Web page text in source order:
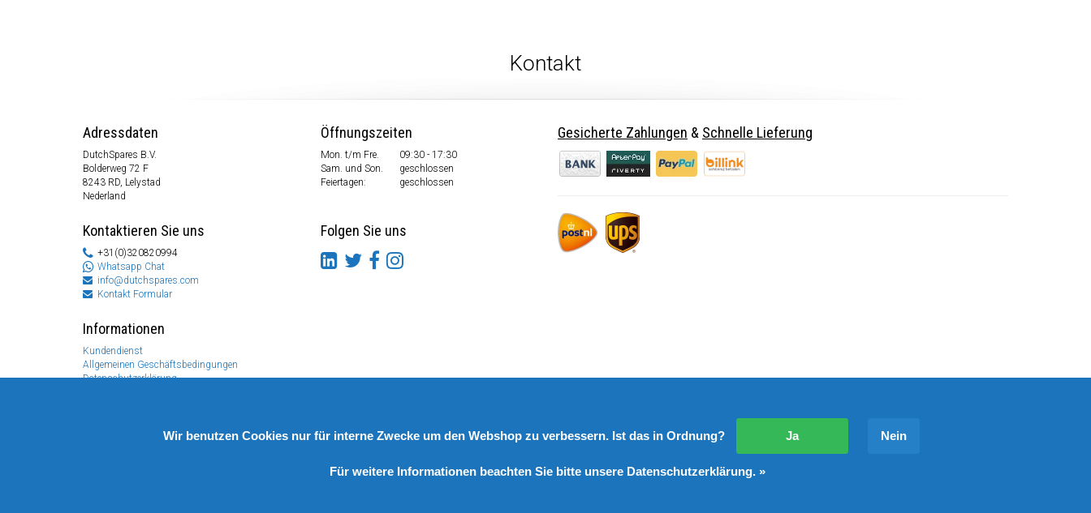
Kontakt
Adressdaten
DutchSpares B.V.
Bolderweg 72 F
8243 RD, Lelystad
Nederland
Kontaktieren Sie uns
+31(0)320820994
Whatsapp Chat
info@dutchspares.com
Kontakt Formular
Informationen
Kundendienst
Allgemeinen Geschäftsbedingungen
Datenschutzerklärung
Öffnungszeiten
Mon. t/m Fre.
09:30 - 17:30
Sam. und Son.
geschlossen
Feiertagen:
geschlossen
Folgen Sie uns
Gesicherte Zahlungen & Schnelle Lieferung
© Copyright 2026 DutchSpares B.V. - Design byWebdinge.nl
Wir benutzen Cookies nur für interne Zwecke um den Webshop zu verbessern. Ist das in Ordnung? Ja Nein
Für weitere Informationen beachten Sie bitte unsere Datenschutzerklärung. »